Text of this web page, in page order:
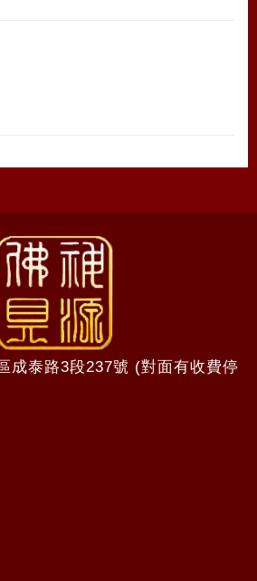
成泰路3段237號 (對面有收費停